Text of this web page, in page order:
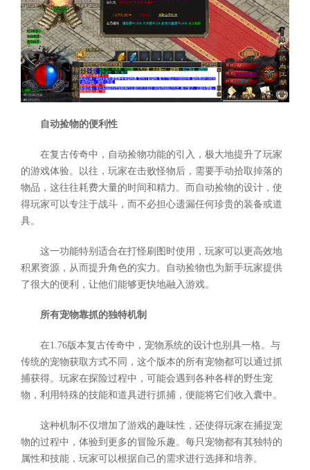
自动捡物的便利性
在复古传奇中，自动捡物功能的引入，极大地提升了玩家
的游戏体验。以往，玩家在击败怪物后，需要手动拾取掉落的
物品，这往往耗费大量的时间和精力。而自动捡物的设计，使
得玩家可以专注于战斗，而不必担心遗漏任何珍贵的装备或道
具。
这一功能特别适合在打怪刷图时使用，玩家可以更高效地
积累资源，从而提升角色的实力。自动捡物也为新手玩家提供
了很大的便利，让他们能够更快地融入游戏。
所有宠物靠抓的独特机制
在1.76版本复古传奇中，宠物系统的设计也别具一格。与
传统的宠物获取方式不同，这个版本的所有宠物都可以通过抓
捕获得。玩家在探险过程中，可能会遇到各种各样的野生宠
物，利用特殊的技能和道具进行抓捕，便能将它们收入囊中。
这种机制不仅增加了游戏的趣味性，还使得玩家在捕捉宠
物的过程中，体验到更多的冒险乐趣。每只宠物都有其独特的
属性和技能，玩家可以根据自己的需求进行选择和培养。